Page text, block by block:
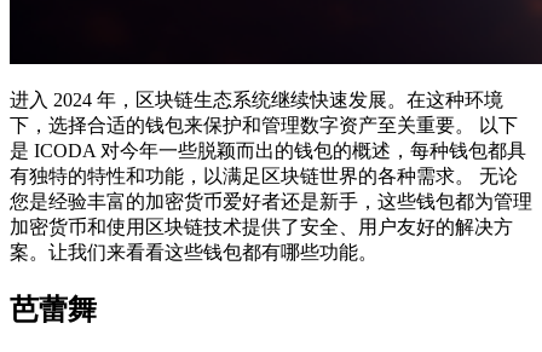
进入 2024 年，区块链生态系统继续快速发展。在这种环境
下，选择合适的钱包来保护和管理数字资产至关重要。 以下
是 ICODA 对今年一些脱颖而出的钱包的概述，每种钱包都具
有独特的特性和功能，以满足区块链世界的各种需求。 无论
您是经验丰富的加密货币爱好者还是新手，这些钱包都为管理
加密货币和使用区块链技术提供了安全、用户友好的解决方
案。让我们来看看这些钱包都有哪些功能。
芭蕾舞